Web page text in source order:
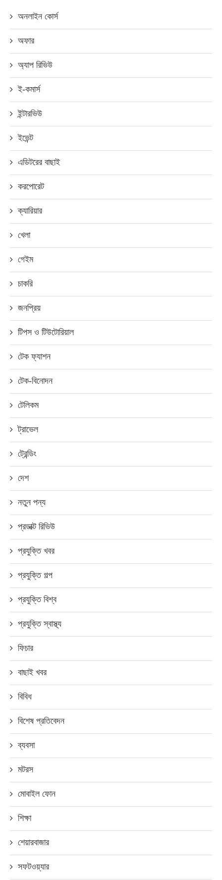
অনলাইন কোর্স
অফার
অ্যাপ রিভিউ
ই-কমার্স
ইন্টারভিউ
ইভেন্ট
এডিটরের বাছাই
করপোরেট
ক্যারিয়ার
খেলা
গেইম
চাকরি
জনপ্রিয়
টিপস ও টিউটোরিয়াল
টেক ফ্যাশন
টেক-বিনোদন
টেলিকম
ট্রাভেল
ট্রেন্ডিং
দেশ
নতুন পন্য
প্রডাক্ট রিভিউ
প্রযুক্তি খবর
প্রযুক্তি গল্প
প্রযুক্তি বিশ্ব
প্রযুক্তি স্বাস্থ্য
ফিচার
বাছাই খবর
বিবিধ
বিশেষ প্রতিবেদন
ব্যবসা
মটরস
মোবাইল ফোন
শিক্ষা
শেয়ারবাজার
সফটওয়্যার